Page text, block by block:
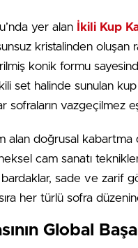
yer alan İkili Kup
kristalinden
konik formu
set halinde sunulan
sofraların vazgeçilmez
alan doğrusal
cam sanatı
bardaklar, sade ve zarif
her türlü sofra
Global